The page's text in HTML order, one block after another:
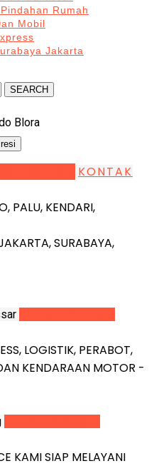
Rumah
Mobil
Jakarta
SEARCH
Blora
KONTAK
PALU, KENDARI,
SURABAYA,
LOGISTIK, PERABOT,
KENDARAAN MOTOR -
KAMI SIAP MELAYANI